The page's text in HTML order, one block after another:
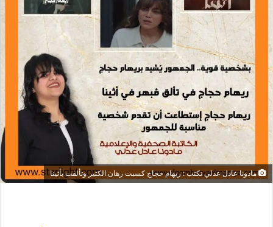
مادونا عادل عدلي تكتب : ريهام حجاج كسبت رهان الكثير وتألقت بأثينا